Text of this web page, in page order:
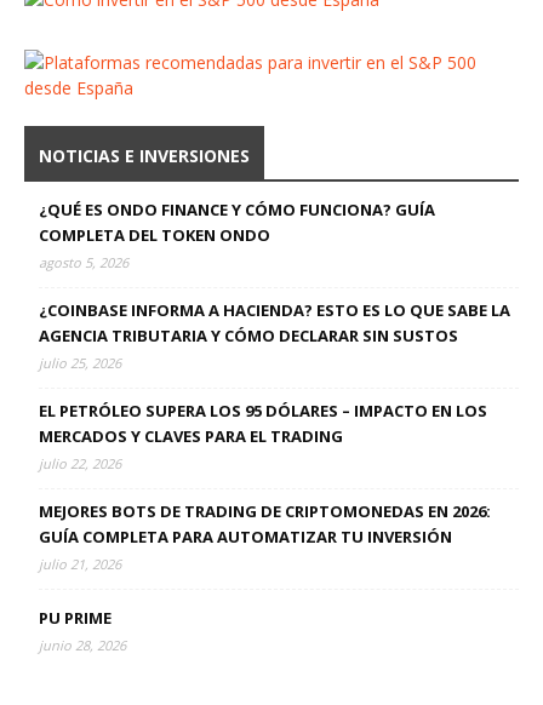
NOTICIAS E INVERSIONES
¿QUÉ ES ONDO FINANCE Y CÓMO FUNCIONA? GUÍA
COMPLETA DEL TOKEN ONDO
agosto 5, 2026
¿COINBASE INFORMA A HACIENDA? ESTO ES LO QUE SABE LA
AGENCIA TRIBUTARIA Y CÓMO DECLARAR SIN SUSTOS
julio 25, 2026
EL PETRÓLEO SUPERA LOS 95 DÓLARES – IMPACTO EN LOS
MERCADOS Y CLAVES PARA EL TRADING
julio 22, 2026
MEJORES BOTS DE TRADING DE CRIPTOMONEDAS EN 2026:
GUÍA COMPLETA PARA AUTOMATIZAR TU INVERSIÓN
julio 21, 2026
PU PRIME
junio 28, 2026